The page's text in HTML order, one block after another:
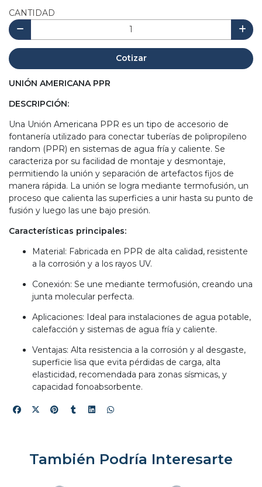
CANTIDAD
Cotizar
UNIÓN AMERICANA PPR
DESCRIPCIÓN:
Una Unión Americana PPR es un tipo de accesorio de
fontanería utilizado para conectar tuberías de polipropileno
random (PPR) en sistemas de agua fría y caliente. Se
caracteriza por su facilidad de montaje y desmontaje,
permitiendo la unión y separación de artefactos fijos de
manera rápida. La unión se logra mediante termofusión, un
proceso que calienta las superficies a unir hasta su punto de
fusión y luego las une bajo presión.
Características principales:
Material: Fabricada en PPR de alta calidad, resistente
a la corrosión y a los rayos UV.
Conexión: Se une mediante termofusión, creando una
junta molecular perfecta.
Aplicaciones: Ideal para instalaciones de agua potable,
calefacción y sistemas de agua fría y caliente.
Ventajas: Alta resistencia a la corrosión y al desgaste,
superficie lisa que evita pérdidas de carga, alta
elasticidad, recomendada para zonas sísmicas, y
capacidad fonoabsorbente.
También Podría Interesarte